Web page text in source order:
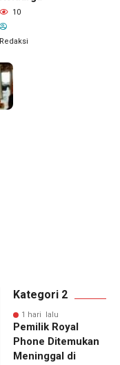
10
Redaksi
Kategori 2
1 hari lalu
Pemilik Royal
Phone Ditemukan
Meninggal di